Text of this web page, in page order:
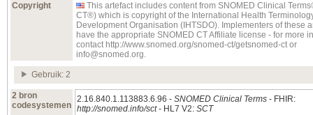
Copyright
This artefact includes content from SNOMED Clinical
CT®) which is copyright of the International Health
Development Organisation (IHTSDO). Implementers of these
have the appropriate SNOMED CT Affiliate license - for more
contact http://www.snomed.org/snomed-ct/getsnomed-ct or
info@snomed.org.
Gebruik: 2
2 bron
codesystemen
2.16.840.1.113883.6.96 - SNOMED Clinical Terms - FHIR:
http://snomed.info/sct- HL7 V2: SCT